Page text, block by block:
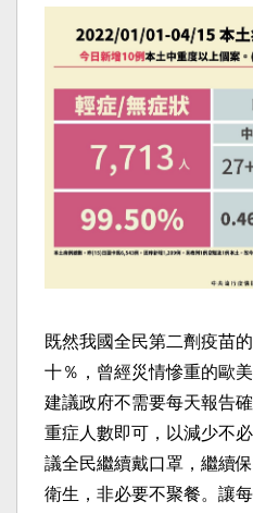
既然我國全民第二劑疫苗
十％，曾經災情慘重的歐
建議政府不需要每天報告
重症人數即可，以減少不
議全民繼續戴口罩，繼續
衛生，非必要不聚餐。讓